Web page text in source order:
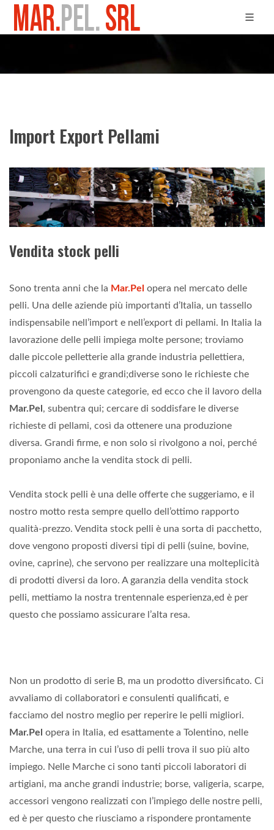
Import Export Pellami
Vendita stock pelli
Sono trenta anni che la Mar.Pel opera nel mercato delle
pelli. Una delle aziende più importanti d’Italia, un tassello
indispensabile nell’import e nell’export di pellami. In Italia la
lavorazione delle pelli impiega molte persone; troviamo
dalle piccole pelletterie alla grande industria pellettiera,
piccoli calzaturifici e grandi;diverse sono le richieste che
provengono da queste categorie, ed ecco che il lavoro della
Mar.Pel , subentra qui; cercare di soddisfare le diverse
richieste di pellami, così da ottenere una produzione
diversa. Grandi firme, e non solo si rivolgono a noi, perché
proponiamo anche la vendita stock di pelli.
Vendita stock pelli è una delle offerte che suggeriamo, e il
nostro motto resta sempre quello dell’ottimo rapporto
qualità-prezzo. Vendita stock pelli è una sorta di pacchetto,
dove vengono proposti diversi tipi di pelli (suine, bovine,
ovine, caprine), che servono per realizzare una molteplicità
di prodotti diversi da loro. A garanzia della vendita stock
pelli, mettiamo la nostra trentennale esperienza,ed è per
questo che possiamo assicurare l’alta resa.
Non un prodotto di serie B, ma un prodotto diversificato. Ci
avvaliamo di collaboratori e consulenti qualificati, e
facciamo del nostro meglio per reperire le pelli migliori.
Mar.Pel opera in Italia, ed esattamente a Tolentino, nelle
Marche, una terra in cui l’uso di pelli trova il suo più alto
impiego. Nelle Marche ci sono tanti piccoli laboratori di
artigiani, ma anche grandi industrie; borse, valigeria, scarpe,
accessori vengono realizzati con l’impiego delle nostre pelli,
ed è per questo che riusciamo a rispondere prontamente